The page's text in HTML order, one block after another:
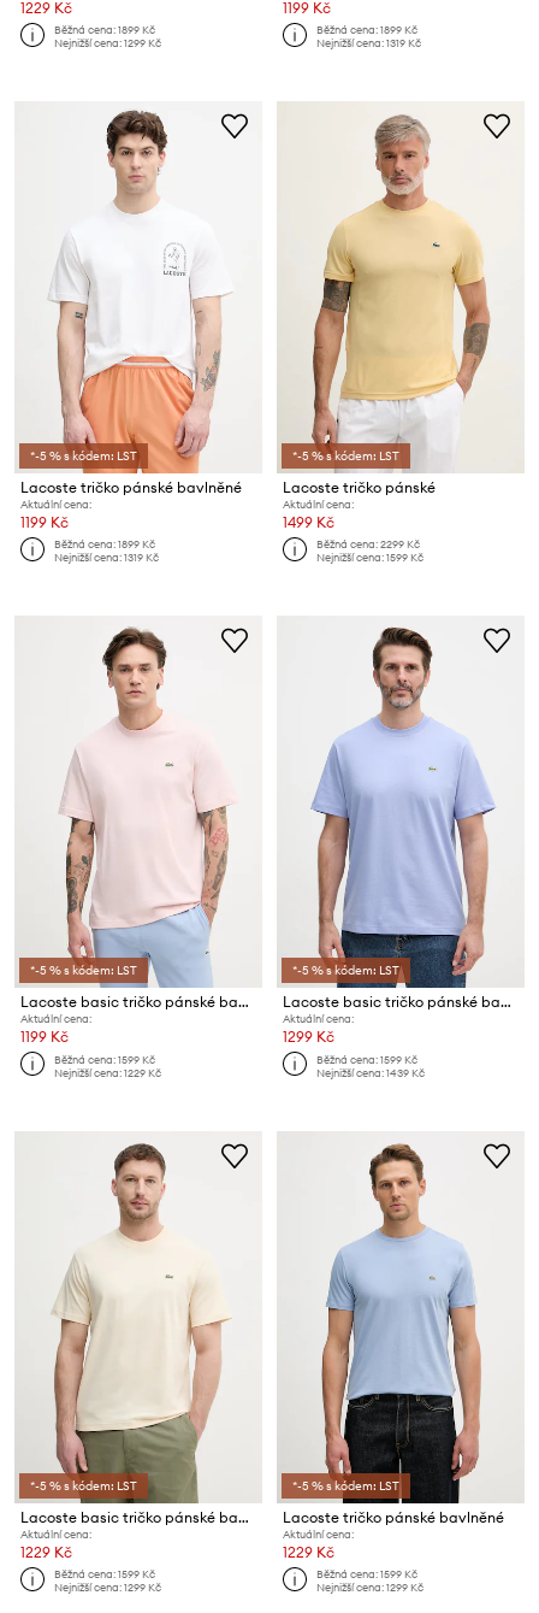
1229 Kč
Běžná cena:1899 Kč
Nejnižší cena:1299 Kč
1199 Kč
Běžná cena:1899 Kč
Nejnižší cena:1319 Kč
*-5 % s kódem: LST
Lacoste tričko pánské bavlněné
Aktuální cena:
1199 Kč
Běžná cena:1899 Kč
Nejnižší cena:1319 Kč
*-5 % s kódem: LST
Lacoste tričko pánské
Aktuální cena:
1499 Kč
Běžná cena:2299 Kč
Nejnižší cena:1599 Kč
*-5 % s kódem: LST
Lacoste basic tričko pánské bavlněné
Aktuální cena:
1199 Kč
Běžná cena:1599 Kč
Nejnižší cena:1229 Kč
*-5 % s kódem: LST
Lacoste basic tričko pánské bavlněné
Aktuální cena:
1299 Kč
Běžná cena:1599 Kč
Nejnižší cena:1439 Kč
*-5 % s kódem: LST
Lacoste basic tričko pánské bavlněné
Aktuální cena:
1229 Kč
Běžná cena:1599 Kč
Nejnižší cena:1299 Kč
*-5 % s kódem: LST
Lacoste tričko pánské bavlněné
Aktuální cena:
1229 Kč
Běžná cena:1599 Kč
Nejnižší cena:1299 Kč